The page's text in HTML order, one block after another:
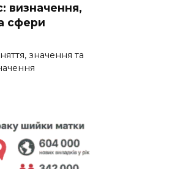
визначення,
сфери
значення та